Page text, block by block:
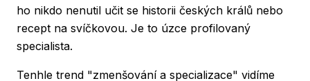
ho nikdo nenutil učit se historii českých králů nebo
recept na svíčkovou. Je to úzce profilovaný
specialista.
Tenhle trend "zmenšování a specializace" vidíme